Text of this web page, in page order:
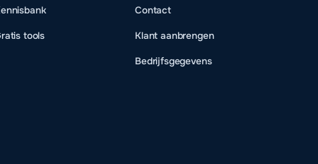
tools
Contact
Klant aanbrengen
Bedrijfsgegevens